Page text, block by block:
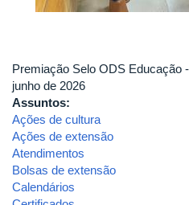
Premiação Selo ODS Educação
junho de 2026
Assuntos:
Ações de cultura
Ações de extensão
Atendimentos
Bolsas de extensão
Calendários